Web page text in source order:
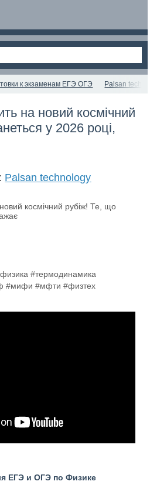
к экзаменам ЕГЭ ОГЭ Palsan
на новий космічний
у 2026 році,
Palsan technology
#термодинамика
#мифи #мфти #физтех
ЕГЭ и ОГЭ по Физике